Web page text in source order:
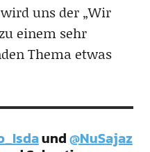
uns der „Wir
einem sehr
Thema etwas
und@NuSajaz